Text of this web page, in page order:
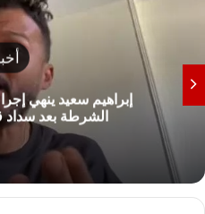
إبراهيم سعيد ينهي
الشرطة بعد سداد